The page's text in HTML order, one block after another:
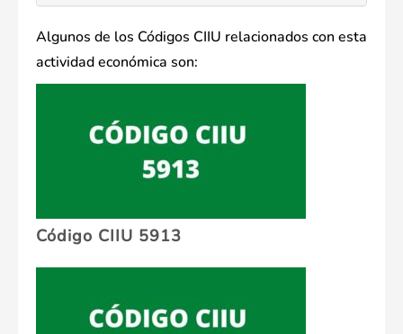
Algunos de los Códigos CIIU relacionados con esta
actividad económica son:
Código CIIU 5913